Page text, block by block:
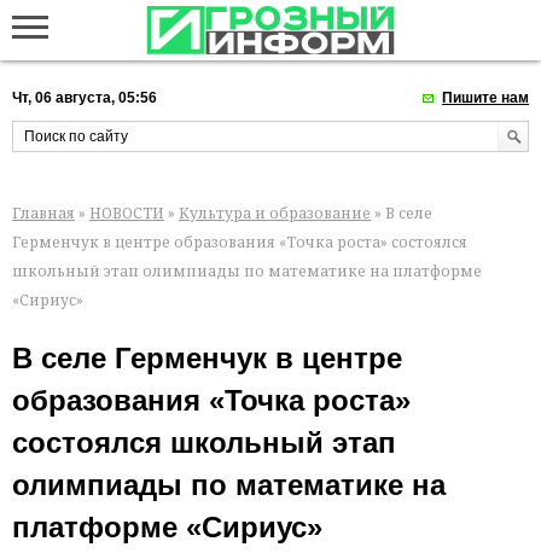
Чт, 06 августа, 05:56 Пишите нам
Главная » НОВОСТИ » Культура и образование » В селе
Герменчук в центре образования «Точка роста» состоялся
школьный этап олимпиады по математике на платформе
«Сириус»
В селе Герменчук в центре
образования «Точка роста»
состоялся школьный этап
олимпиады по математике на
платформе «Сириус»